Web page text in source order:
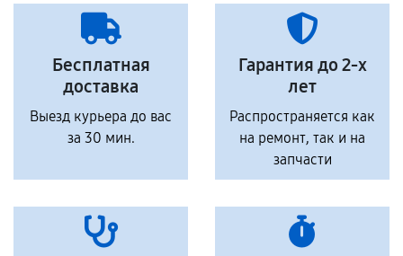
Бесплатная
доставка
Выезд курьера до вас
за 30 мин.
Гарантия до 2-х
лет
Распространяется как
на ремонт, так и на
запчасти